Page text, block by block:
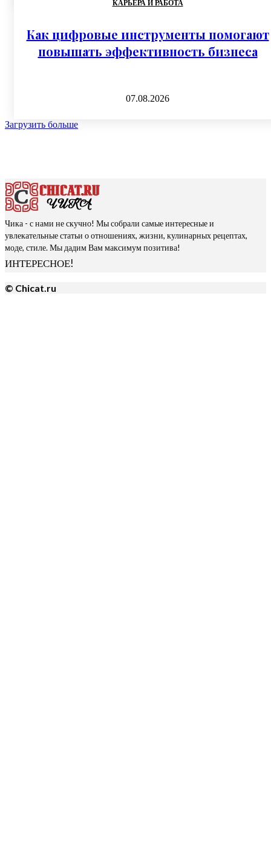
КАРЬЕРА И РАБОТА
Как цифровые инструменты помогают
повышать эффективность бизнеса
07.08.2026
Загрузить больше
Чика - с нами не скучно! Мы собрали самые интересные и
увлекательные статьи о отношениях, жизни, кулинарных рецептах,
моде, стиле. Мы дадим Вам максимум позитива!
ИНТЕРЕСНОЕ!
© Chicat.ru